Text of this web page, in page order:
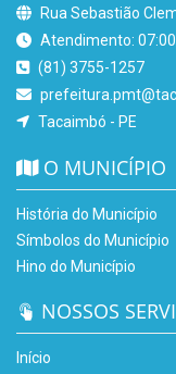
Rua Sebastião
Atendimento:
(81) 3755-1257
Tacaimbó - PE
O MUNICÍPIO
História do Município
Símbolos do Município
Hino do Município
NOSSOS
Início